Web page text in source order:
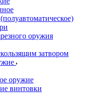
оружия
затвором
оружие
винтовки